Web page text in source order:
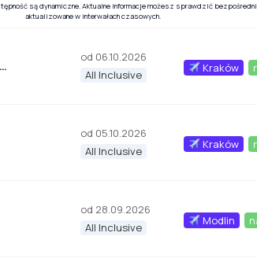
są dynamiczne. Aktualne informacje możesz sprawdzić
aktualizowane w interwałach czasowych.
CDS Hotels Terrasini (ex. Citta del Mare)
od 06.10.2026
All Inclusive
Kraków
od 05.10.2026
All Inclusive
Kraków
od 28.09.2026
All Inclusive
Modlin